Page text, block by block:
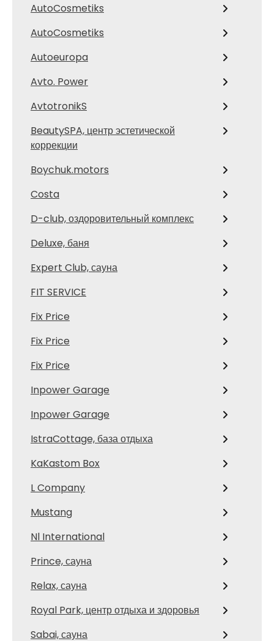
AutoCosmetiks
AutoCosmetiks
Autoeuropa
Avto. Power
AvtotronikS
BeautySPA, центр эстетической
коррекции
Boychuk.motors
Costa
D-club, оздоровительный комплекс
Deluxe, баня
Expert Club, сауна
FIT SERVICE
Fix Price
Fix Price
Fix Price
Inpower Garage
Inpower Garage
IstraCottage, база отдыха
KaKastom Box
L Company
Mustang
Nl International
Prince, сауна
Relax, сауна
Royal Park, центр отдыха и здоровья
Sabai, сауна